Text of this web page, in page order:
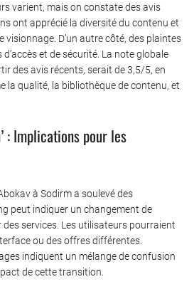
varient, mais on constate des avis
ont apprécié la diversité du contenu et
visionnage. D’un autre côté, des plaintes
et de sécurité. La note globale
des avis récents, serait de 3,5/5, en
la qualité, la bibliothèque de contenu, et
: Implications pour les
à Sodirm a soulevé des
peut indiquer un changement de
services. Les utilisateurs pourraient
ou des offres différentes.
indiquent un mélange de confusion
de cette transition.